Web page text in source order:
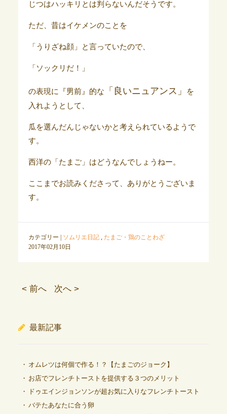
じつはハッキリとは判らないんだそうです。
ただ、昔はイケメンのことを
「うりざね顔」と言っていたので、
「ソックリだ！」
の表現に『男前』的な 「良いニュアンス」
を
入れようとして、
瓜を選んだんじゃないかと考えられているようで
す。
西洋の「たまご」はどうなんでしょうねー。
ここまでお読みくださって、ありがとうございま
す。
カテゴリー | ソムリエ日記, たまご・鶏のことわざ
2017年02月10日
< 前へ 次へ >
最新記事
オムレツは何個で作る！？【たまごのジョーク】
お店でフレンチトーストを提供する３つのメリット
ドゥエインジョンソンが超お気に入りなフレンチトースト
バテたあなたに合う卵